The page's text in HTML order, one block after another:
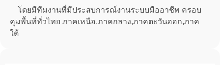
โดยมีทีมงานที่มีประสบการณ์งานระบบมืออาชีพ ครอบ
คุมพื้นที่ทั่วไทย ภาคเหนือ,ภาคกลาง,ภาคตะวันออก,ภาค
ใต้